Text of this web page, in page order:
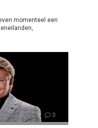
momenteel een
0